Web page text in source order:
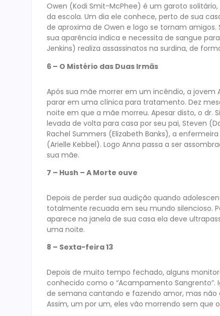
Owen (Kodi Smit-McPhee) é um garoto
da escola. Um dia ele conhece, perto de sua
de aproxima de Owen e logo se tornam
sua aparência indica e necessita de sangue
Jenkins) realiza assassinatos na surdina, de
6 – O Mistério das Duas Irmãs
Após sua mãe morrer em um incêndio, a jovem
parar em uma clínica para tratamento. Dez
noite em que a mãe morreu. Apesar disto, o dr.
levada de volta para casa por seu pai, Steven
Rachel Summers (Elizabeth Banks), a
(Arielle Kebbel). Logo Anna passa a ser
sua mãe.
7 – Hush – A Morte ouve
Depois de perder sua audição quando
totalmente recuada em seu mundo silencioso.
aparece na janela de sua casa ela deve
uma noite.
8 – Sexta-feira 13
Depois de muito tempo fechado, alguns
conhecido como o “Acampamento Sangrento”.
de semana cantando e fazendo amor, mas não
Assim, um por um, eles vão morrendo sem que